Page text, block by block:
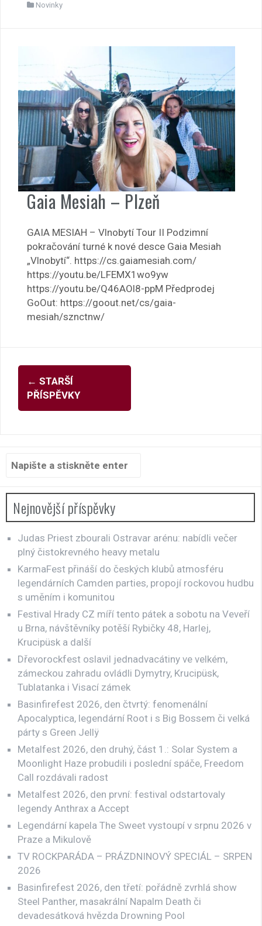
Novinky
Gaia Mesiah – Plzeň
GAIA MESIAH – Vlnobytí Tour II Podzimní
pokračování turné k nové desce Gaia Mesiah
„Vlnobytí“. https://cs.gaiamesiah.com/
https://youtu.be/LFEMX1wo9yw
https://youtu.be/Q46AOl8-ppM Předprodej
GoOut: https://goout.net/cs/gaia-
mesiah/sznctnw/
Navigace
pro
příspěvky
← STARŠÍ
PŘÍSPĚVKY
Hledat:
Nejnovější příspěvky
Judas Priest zbourali Ostravar arénu: nabídli večer
plný čistokrevného heavy metalu
KarmaFest přináší do českých klubů atmosféru
legendárních Camden parties, propojí rockovou hudbu
s uměním i komunitou
Festival Hrady CZ míří tento pátek a sobotu na Veveří
u Brna, návštěvníky potěší Rybičky 48, Harlej,
Krucipüsk a další
Dřevorockfest oslavil jednadvacátiny ve velkém,
zámeckou zahradu ovládli Dymytry, Krucipüsk,
Tublatanka i Visací zámek
Basinfirefest 2026, den čtvrtý: fenomenální
Apocalyptica, legendární Root i s Big Bossem či velká
párty s Green Jellÿ
Metalfest 2026, den druhý, část 1.: Solar System a
Moonlight Haze probudili i poslední spáče, Freedom
Call rozdávali radost
Metalfest 2026, den první: festival odstartovaly
legendy Anthrax a Accept
Legendární kapela The Sweet vystoupí v srpnu 2026 v
Praze a Mikulově
TV ROCKPARÁDA – PRÁZDNINOVÝ SPECIÁL – SRPEN
2026
Basinfirefest 2026, den třetí: pořádně zvrhlá show
Steel Panther, masakrální Napalm Death či
devadesátková hvězda Drowning Pool